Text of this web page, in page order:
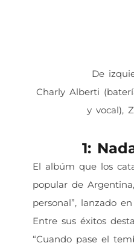
De
Charly Alberti
y vocal),
1:
El albúm que los
popular de
personal”, lanzado en
Entre sus éxitos
“Cuando pase el